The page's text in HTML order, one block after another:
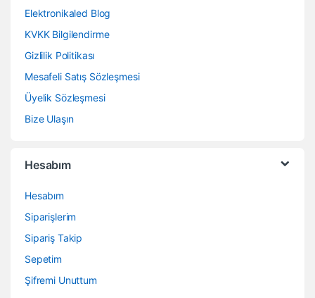
Elektronikaled Blog
KVKK Bilgilendirme
Gizlilik Politikası
Mesafeli Satış Sözleşmesi
Üyelik Sözleşmesi
Bize Ulaşın
Hesabım
Hesabım
Siparişlerim
Sipariş Takip
Sepetim
Şifremi Unuttum